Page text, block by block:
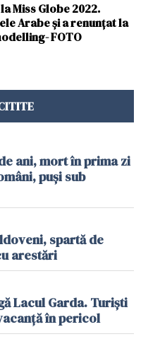
Miss Globe 2022.
Arabe și a renunțat la
FOTO
ani, mort în prima zi
puși sub
spartă de
arestări
Lacul Garda. Turiști
în pericol